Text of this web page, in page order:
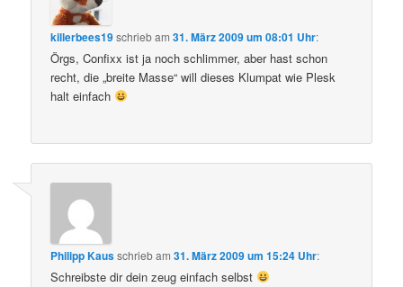
killerbees19schriebam31. März 2009 um 08:01 Uhr:
Örgs, Confixx ist ja noch schlimmer, aber hast schon
recht, die „breite Masse“ will dieses Klumpat wie Plesk
halt einfach
Philipp Kausschriebam31. März 2009 um 15:24 Uhr:
Schreibste dir dein zeug einfach selbst